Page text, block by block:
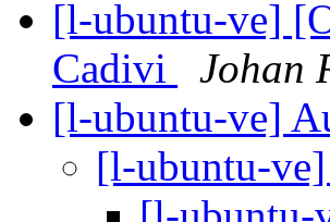
[l-ubuntu-ve]
Cadivi
Johan
[l-ubuntu-ve]
[l-ubuntu-